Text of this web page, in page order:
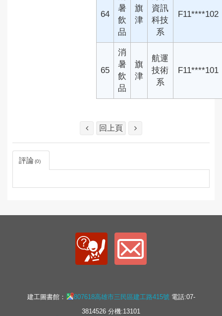
64
暑
飲
品
旗
津
資訊
科技
系
F11****102
65
消
暑
飲
品
旗
津
航運
技術
系
F11****101
回上頁
評論 0
建工圖書館： 807618高雄市三民區建工路415號電話:07-
3814526 分機:13101